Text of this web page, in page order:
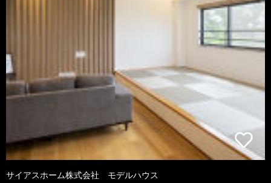
サイアスホーム株式会社 モデルハウス